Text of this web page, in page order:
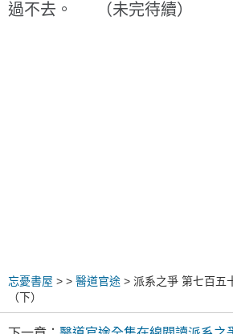
過不去。 （未完待續）
忘憂書屋 > > 醫道官途 > 派系之爭 第七百五
（下）